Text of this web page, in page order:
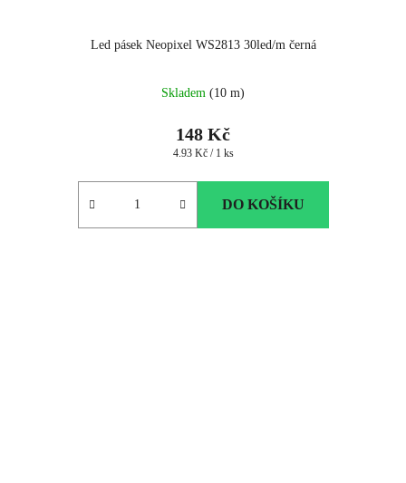
Led pásek Neopixel WS2813 30led/m černá
Skladem (10 m)
148 Kč
Měrná
4.93 Kč / 1 ks
DO KOŠÍKU